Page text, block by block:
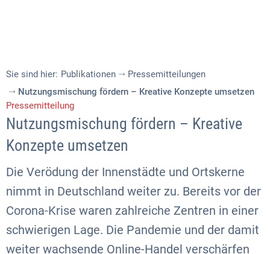
Sie sind hier: Publikationen
Pressemitteilungen
Nutzungsmischung fördern – Kreative Konzepte umsetzen
Pressemitteilung
Nutzungsmischung fördern – Kreative
Konzepte umsetzen
Die Verödung der Innenstädte und Ortskerne
nimmt in Deutschland weiter zu. Bereits vor der
Corona-Krise waren zahlreiche Zentren in einer
schwierigen Lage. Die Pandemie und der damit
weiter wachsende Online-Handel verschärfen